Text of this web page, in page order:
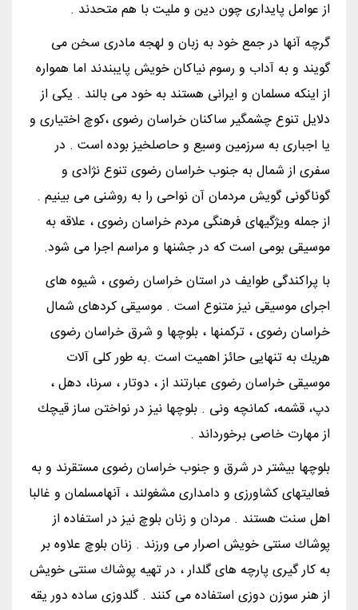
از عوامل پایداری چون دین و ملیت با هم متحدند .
گرچه آنها در جمع خود به زبان و لهجه مادری سخن می
گویند و به آداب و رسوم نیاكان خویش پایبندند اما همواره
از اینكه مسلمان و ایرانی هستند به خود می بالند . یكی از
دلایل تنوع چشمگیر ساكنان خراسان رضوی ،كوچ اختیاری و
یا اجباری به سرزمین وسیع و حاصلخیز بوده است . در
سفری از شمال به جنوب خراسان رضوی تنوع نژادی و
گوناگونی گویش مردمان آن نواحی را به روشنی می بینیم .
از جمله ویژگیهای فرهنگی مردم خراسان رضوی ، علاقه به
موسیقی بومی است كه در جشنها و مراسم اجرا می شود.
با پراكندگی طوایف در استان خراسان رضوی ، شیوه های
اجرای موسیقی نیز متنوع است . موسیقی كردهای شمال
خراسان رضوی ، تركمنها ، بلوچها و شرق خراسان رضوی
هریك به تنهایی حائز اهمیت است .به طور كلی آلات
موسیقی خراسان رضوی عبارتند از ، دوتار ، سرنا، دهل ،
دپ، قشمه، كمانچه ونی . بلوچها نیز در نواختن ساز قیچك
از مهارت خاصی برخورداند .
بلوچها بیشتر در شرق و جنوب خراسان رضوی مستقرند و به
فعالیتهای كشاورزی و دامداری مشغولند ، آنهامسلمان و غالبا
اهل سنت هستند . مردان و زنان بلوچ نیز در استفاده از
پوشاك سنتی خویش اصرار می ورزند . زنان بلوچ علاوه بر
به كار گیری پارچه های گلدار ، در تهیه پوشاك سنتی خویش
از هنر سوزن دوزی استفاده می كنند . گلدوزی ساده دور یقه